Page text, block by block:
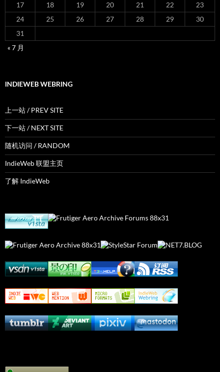
17
18 19 20 21 22
23
24
25 26 27 28 29
30
31
« 7 月
INDIEWEB WEBRING
上一站 / PREV SITE
下一站 / NEXT SITE
随机访问 / RANDOM
IndieWeb 联盟主页
了解 IndieWeb